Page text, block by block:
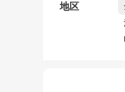
地区